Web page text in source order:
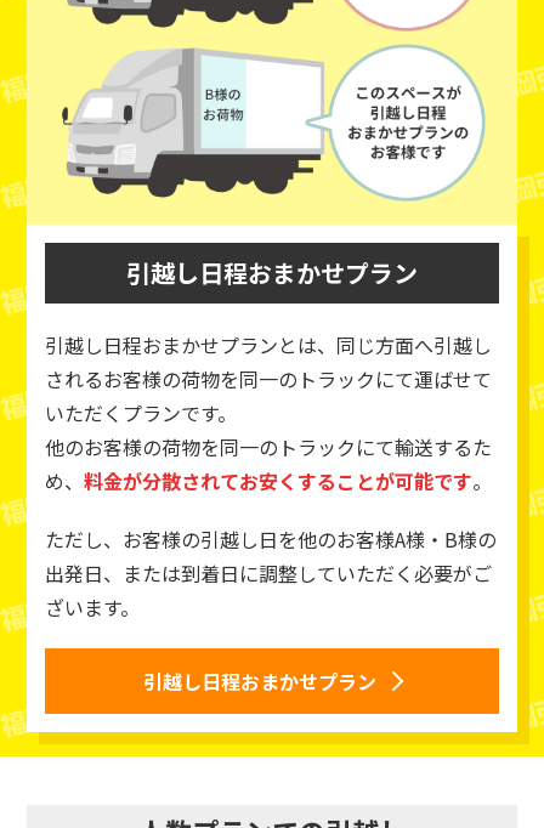
引越し日程おまかせプラン
引越し日程おまかせプランとは、同じ方面へ引越し
されるお客様の荷物を同一のトラックにて運ばせて
いただくプランです。
他のお客様の荷物を同一のトラックにて輸送するた
め、料金が分散されてお安くすることが可能です。
ただし、お客様の引越し日を他のお客様A様・B様の
出発日、または到着日に調整していただく必要がご
ざいます。
引越し日程おまかせプラン